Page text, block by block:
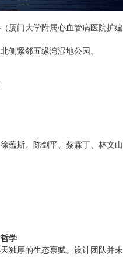
厦门大学附属心血管病医院扩建
侧紧邻五缘湾湿地公园。
蕴斯、陈剑平、蔡霖丁、林文山
学
独厚的生态禀赋。设计团队并未